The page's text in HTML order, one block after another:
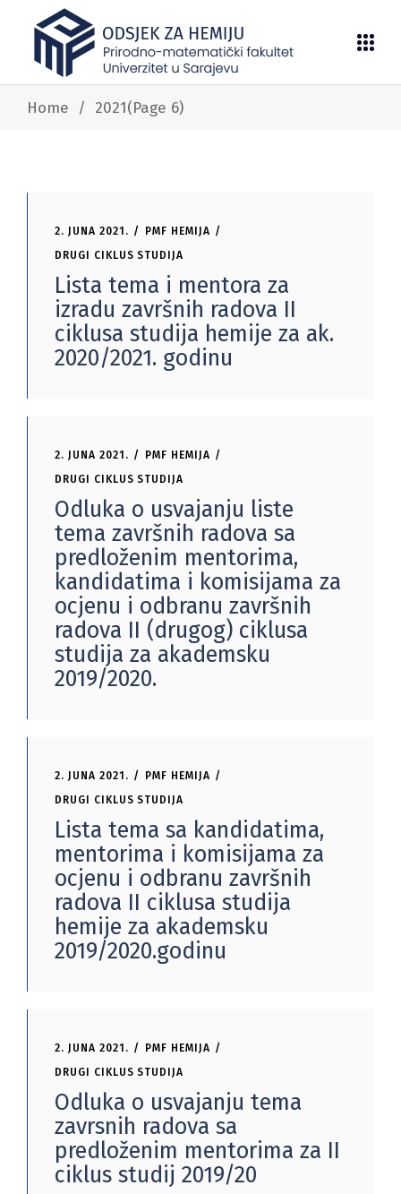
Home / 2021(Page 6)
2. JUNA 2021.
PMF HEMIJA
DRUGI CIKLUS STUDIJA
Lista tema i mentora za
izradu završnih radova II
ciklusa studija hemije za ak.
2020/2021. godinu
2. JUNA 2021.
PMF HEMIJA
DRUGI CIKLUS STUDIJA
Odluka o usvajanju liste
tema završnih radova sa
predloženim mentorima,
kandidatima i komisijama za
ocjenu i odbranu završnih
radova II (drugog) ciklusa
studija za akademsku
2019/2020.
2. JUNA 2021.
PMF HEMIJA
DRUGI CIKLUS STUDIJA
Lista tema sa kandidatima,
mentorima i komisijama za
ocjenu i odbranu završnih
radova II ciklusa studija
hemije za akademsku
2019/2020.godinu
2. JUNA 2021.
PMF HEMIJA
DRUGI CIKLUS STUDIJA
Odluka o usvajanju tema
zavrsnih radova sa
predloženim mentorima za II
ciklus studij 2019/20